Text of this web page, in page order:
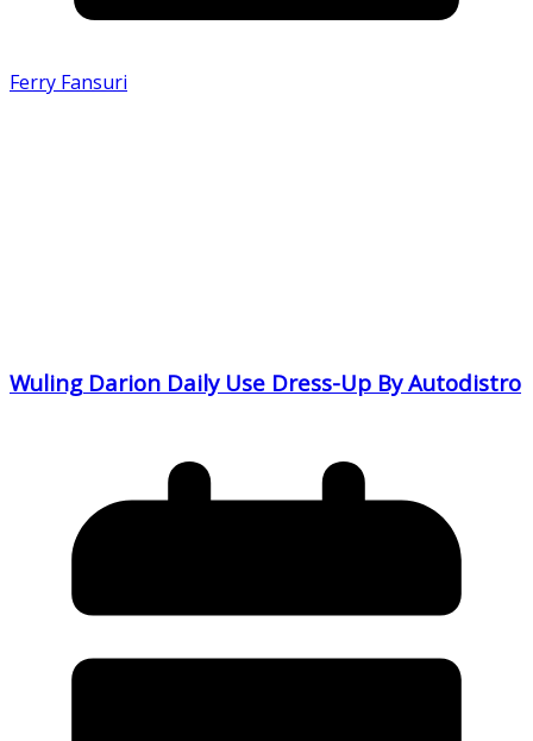
Ferry Fansuri
Wuling Darion Daily Use Dress-Up By Autodistro